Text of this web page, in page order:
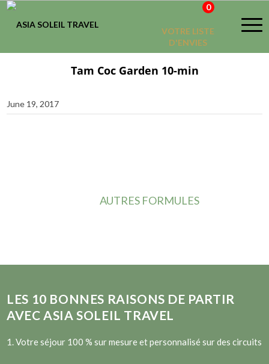
VOTRE LISTE
D'ENVIES
0
Tam Coc Garden 10-min
June 19, 2017
AUTRES FORMULES
LES 10 BONNES RAISONS DE PARTIR
AVEC ASIA SOLEIL TRAVEL
1. Votre séjour 100 % sur mesure et personnalisé sur des circuits